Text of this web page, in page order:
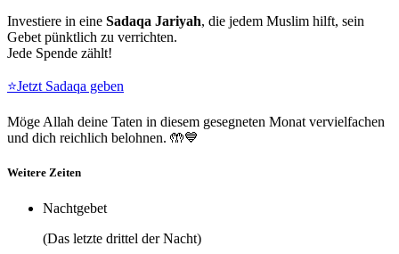
Investiere in eine Sadaqa Jariyah, die jedem Muslim hilft, sein
Gebet pünktlich zu verrichten.
Jede Spende zählt!
⭐Jetzt Sadaqa geben
Möge Allah deine Taten in diesem gesegneten Monat vervielfachen
und dich reichlich belohnen. 🤲💙
Weitere Zeiten
Nachtgebet
(Das letzte drittel der Nacht)